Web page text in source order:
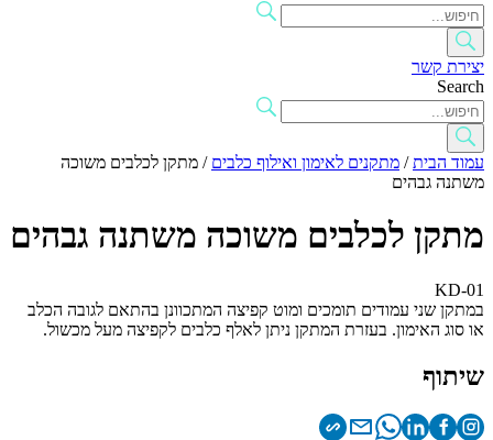
יצירת קשר
Search
עמוד הבית/ מתקנים לאימון ואילוף כלבים / מתקן לכלבים משוכה
משתנה גבהים
מתקן לכלבים משוכה משתנה גבהים
KD-01
במתקן שני עמודים תומכים ומוט קפיצה המתכוונן בהתאם לגובה הכלב
או סוג האימון. בעזרת המתקן ניתן לאלף כלבים לקפיצה מעל מכשול.
שיתוף